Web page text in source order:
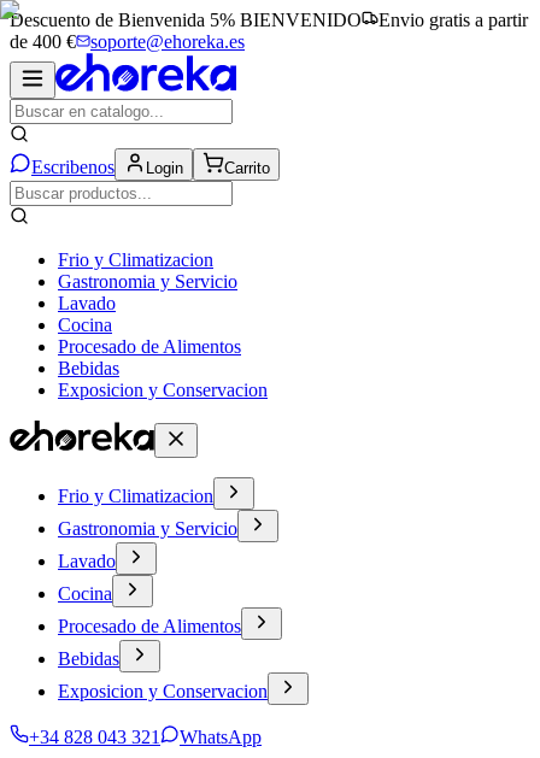
Descuento de Bienvenida 5% BIENVENIDO
Envio gratis a partir
de 400 €
soporte@ehoreka.es
Escribenos Login Carrito
Frio y Climatizacion
Gastronomia y Servicio
Lavado
Cocina
Procesado de Alimentos
Bebidas
Exposicion y Conservacion
Frio y Climatizacion
Gastronomia y Servicio
Lavado
Cocina
Procesado de Alimentos
Bebidas
Exposicion y Conservacion
+34 828 043 321
WhatsApp